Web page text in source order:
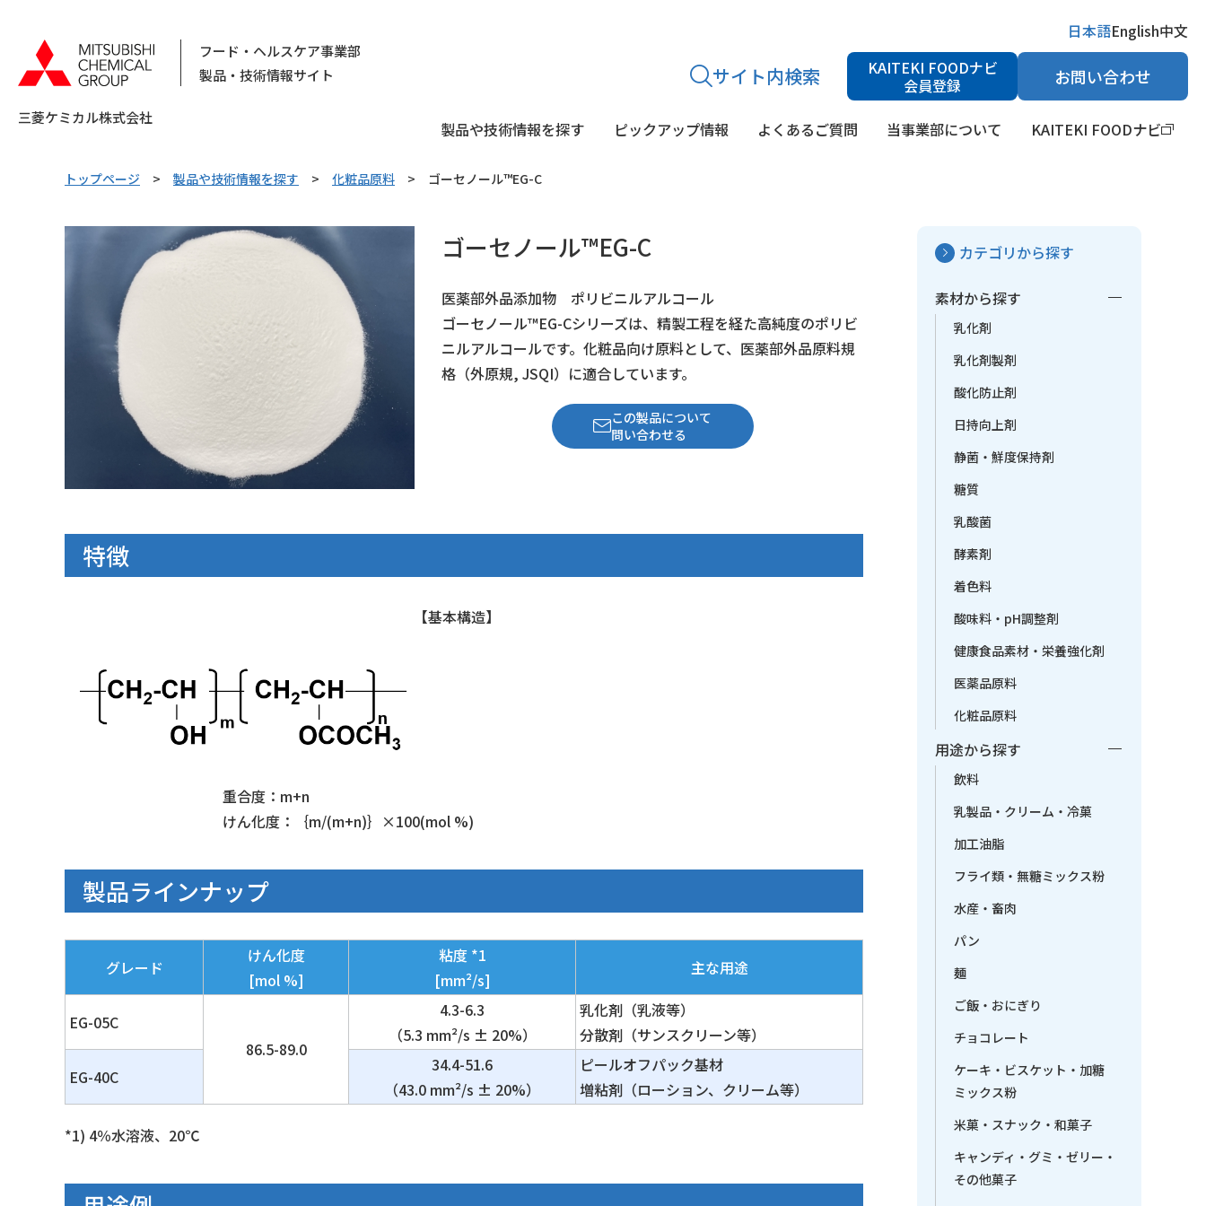
フード・ヘルスケア事業部
製品・技術情報サイト
三菱ケミカル株式会社
日本語English中文
サイト内検索
キーワードで検索する
KAITEKI FOODナビ
会員登録
お問い合わせ
製品や技術情報を探す
カテゴリから探す 素材から探す 用途から
乳化剤製剤 日持向上剤
化粧品原料
ピックアップ情報
ピックアップ情報
文献紹介・学会発表
よくあるご質問 当事業部について KAITEKI FOODナビ
トップページ 製品や技術情報を探す 化粧品原料 ゴーセノール™EG-C
ゴーセノール™EG-C
医薬部外品添加物 ポリビニルアルコール
ゴーセノール™EG-Cシリーズは、精製工程を経た高純度のポリビ
ニルアルコールです。化粧品向け原料として、医薬部外品原料規
格（外原規, JSQI）に適合しています。
この製品について
問い合わせる
特徴
【基本構造】
重合度：m+n
けん化度：｛m/(m+n)｝×100(mol %)
製品ラインナップ
グレード
けん化度
[mol %]
粘度 *1
[mm²/s]
主な用途
EG-05C
86.5-89.0
4.3-6.3
（5.3 mm²/s ± 20%）
乳化剤（乳液等）
分散剤（サンスクリーン等）
EG-40C
34.4-51.6
（43.0 mm²/s ± 20%）
ピールオフパック基材
増粘剤（ローション、クリーム等）
*1) 4％水溶液、20℃
カテゴリから探す
素材から探す
乳化剤
乳化剤製剤
酸化防止剤
日持向上剤
静菌・鮮度保持剤
糖質
乳酸菌
酵素剤
着色料
酸味料・pH調整剤
健康食品素材・栄養強化剤
医薬品原料
化粧品原料
用途から探す
飲料
乳製品・クリーム・冷菓
加工油脂
フライ類・無糖ミックス粉
水産・畜肉
パン
麺
ご飯・おにぎり
チョコレート
ケーキ・ビスケット・加糖
ミックス粉
米菓・スナック・和菓子
キャンディ・グミ・ゼリー・
その他菓子